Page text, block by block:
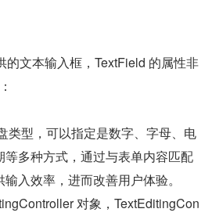
的文本输入框，TextField 的属性非
类型，可以指定是数字、字母、电
多种方式，通过与表单内容匹配
入效率，进而改善用户体验。
对象，TextEditingCon